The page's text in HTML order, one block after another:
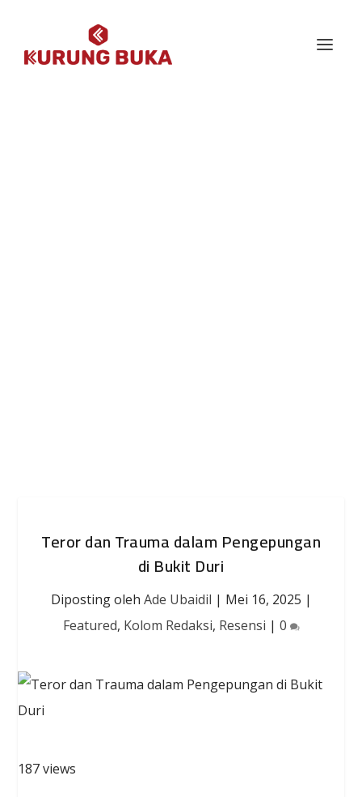
Teror dan Trauma dalam Pengepungan
di Bukit Duri
Diposting oleh Ade Ubaidil | Mei 16, 2025 |
Featured, Kolom Redaksi, Resensi | 0
187 views